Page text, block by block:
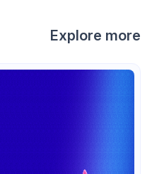
Explore more